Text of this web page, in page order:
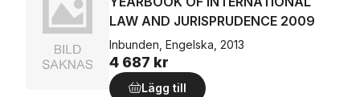
LAW AND JURISPRUDENCE 2009
Inbunden, Engelska, 2013
4 687 kr
Lägg till